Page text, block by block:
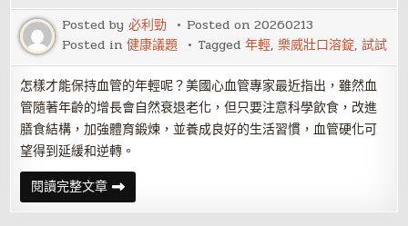
腺
癌
增
長
度
驚
人
Posted by必利勁 Posted on20260213
Posted in健康議題 Tagged年輕,樂威壯口溶錠,試試
怎樣才能保持血管的年輕呢？美國心血管專家最近指出，雖然血
管隨著年齡的增長會自然衰退老化，但只要注意科學飲食，改進
膳食結構，加強體育鍛煉，並養成良好的生活習慣，血管硬化可
望得到延緩和逆轉。
閱讀完整文章怎
樣
保